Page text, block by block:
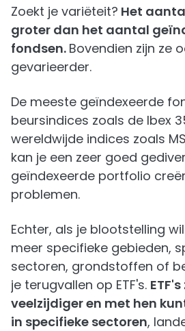
Zoekt je variëteit? Het
groter dan het aantal
fondsen. Bovendien zijn ze
gevarieerder.
De meeste geïndexeerde
beursindices zoals de Ibex
wereldwijde indices zoals
kan je een zeer goed
geïndexeerde portfolio
problemen.
Echter, als je blootstelling
meer specifieke gebieden,
sectoren, grondstoffen of
je terugvallen op ETF's.
veelzijdiger en met hen
in specifieke sectoren,